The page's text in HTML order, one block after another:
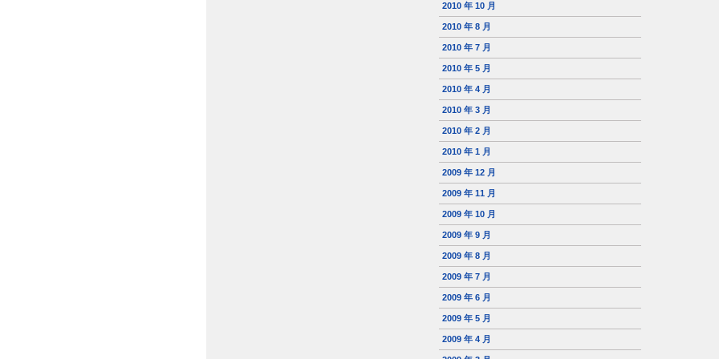
2010 年 10 月
2010 年 8 月
2010 年 7 月
2010 年 5 月
2010 年 4 月
2010 年 3 月
2010 年 2 月
2010 年 1 月
2009 年 12 月
2009 年 11 月
2009 年 10 月
2009 年 9 月
2009 年 8 月
2009 年 7 月
2009 年 6 月
2009 年 5 月
2009 年 4 月